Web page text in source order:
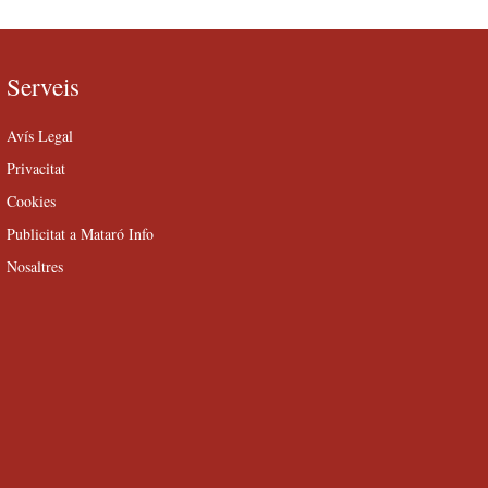
Serveis
Avís Legal
Privacitat
Cookies
Publicitat a Mataró Info
Nosaltres